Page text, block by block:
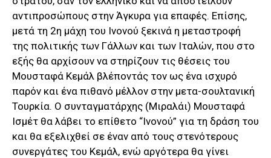
αντιπροσώπους στην Άγκυρα για επαφές. Επίσης,
μετά τη 2η μάχη του Ινονού ξεκινά η μεταστροφή
της πολιτικής των Γάλλων και των Ιταλών, που στο
εξής θα αρχίσουν να στηρίζουν τις θέσεις του
Μουσταφά Κεμάλ βλέποντάς τον ως ένα ισχυρό
παρόν και ένα πιθανό μέλλον στην μετα-σουλτανική
Τουρκία. Ο συνταγματάρχης (Μιραλάι) Μουσταφά
Ισμέτ θα λάβει το επίθετο “Ινονού” για τη δράση του
και θα εξελιχθεί σε έναν από τους στενότερους
συνεργάτες του Κεμάλ, ενώ αργότερα θα γίνει